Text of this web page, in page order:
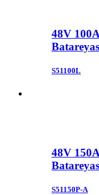
48V
S51100L
48V
S51150P-A